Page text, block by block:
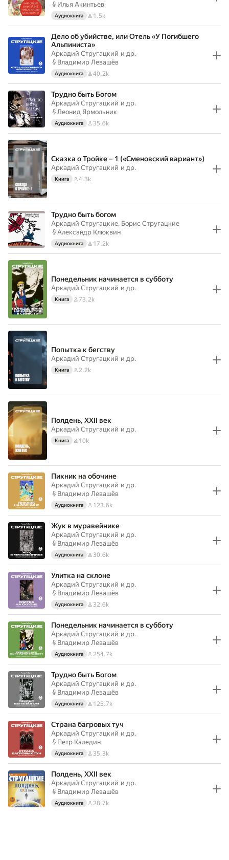
Илья Акинтьев
Аудиокнига 1.5k
Дело об убийстве, или Отель «У Погибшего
Альпиниста»
Аркадий Стругацкий и др.
Владимир Левашёв
Аудиокнига 40.2k
Трудно быть Богом
Аркадий Стругацкий и др.
Леонид Ярмольник
Аудиокнига 35.6k
Сказка о Тройке – 1 («Сменовский вариант»)
Аркадий Стругацкий и др.
Книга 4.3k
Трудно быть богом
Аркадий Стругацкие, Борис Стругацкие
Александр Клюквин
Аудиокнига 17.2k
Понедельник начинается в субботу
Аркадий Стругацкий и др.
Книга 73.2k
Попытка к бегству
Аркадий Стругацкий и др.
Книга 2.2k
Полдень, XXII век
Аркадий Стругацкий и др.
Книга 10k
Пикник на обочине
Аркадий Стругацкий и др.
Владимир Левашёв
Аудиокнига 123.6k
Жук в муравейнике
Аркадий Стругацкий и др.
Владимир Левашёв
Аудиокнига 30.6k
Улитка на склоне
Аркадий Стругацкий и др.
Владимир Левашёв
Аудиокнига 32.6k
Понедельник начинается в субботу
Аркадий Стругацкий и др.
Владимир Левашёв
Аудиокнига 254.7k
Трудно быть Богом
Аркадий Стругацкий и др.
Владимир Левашёв
Аудиокнига 125.7k
Страна багровых туч
Аркадий Стругацкий и др.
Петр Каледин
Аудиокнига 35.3k
Полдень, XXII век
Аркадий Стругацкий и др.
Владимир Левашёв
Аудиокнига 28.7k